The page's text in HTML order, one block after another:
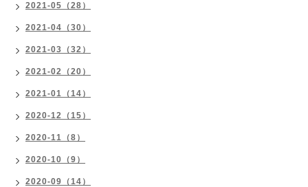
2021-05（28）
2021-04（30）
2021-03（32）
2021-02（20）
2021-01（14）
2020-12（15）
2020-11（8）
2020-10（9）
2020-09（14）